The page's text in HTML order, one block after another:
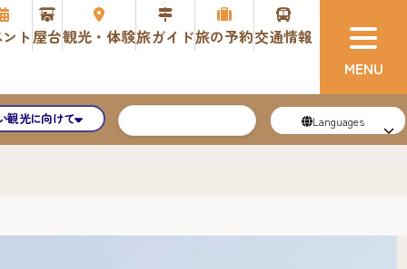
ト屋台観光・体験旅ガイド旅の予約交通情報
観光に向けて Languages